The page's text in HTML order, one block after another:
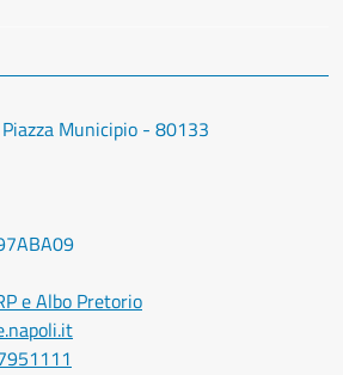
Municipio - 80133
e Albo Pretorio